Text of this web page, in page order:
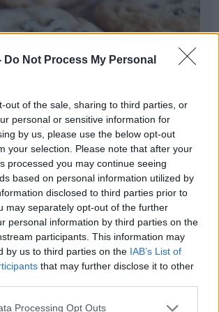
Do Not Process My Personal
out of the sale, sharing to third parties, or
personal or sensitive information for
by us, please use the below opt-out
your selection. Please note that after your
processed you may continue seeing
based on personal information utilized by
disclosed to third parties prior to
may separately opt-out of the further
personal information by third parties on the
participants. This information may
by us to third parties on the IAB’s List of
that may further disclose it to other
Processing Opt Outs
hvete